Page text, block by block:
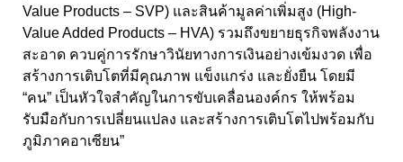
Value Products – SVP) และสินค้ามูลค่าเพิ่มสูง (High-
Value Added Products – HVA) รวมถึงขยายธุรกิจพลังงาน
สะอาด ควบคู่การรักษาวินัยทางการเงินอย่างเข้มงวด เพื่อ
สร้างการเติบโตที่มีคุณภาพ แข็งแกร่ง และยั่งยืน โดยมี
“คน” เป็นหัวใจสำคัญในการขับเคลื่อนองค์กร ให้พร้อม
รับมือกับการเปลี่ยนแปลง และสร้างการเติบโตไปพร้อมกับ
ภูมิภาคอาเซียน”